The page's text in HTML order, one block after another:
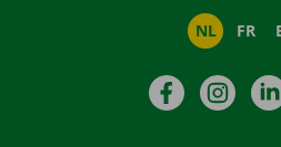
NL FR
Facebook